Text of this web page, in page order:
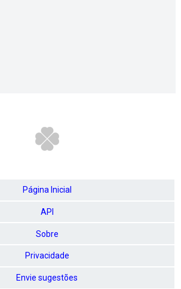
Página Inicial
API
Sobre
Privacidade
Envie sugestões